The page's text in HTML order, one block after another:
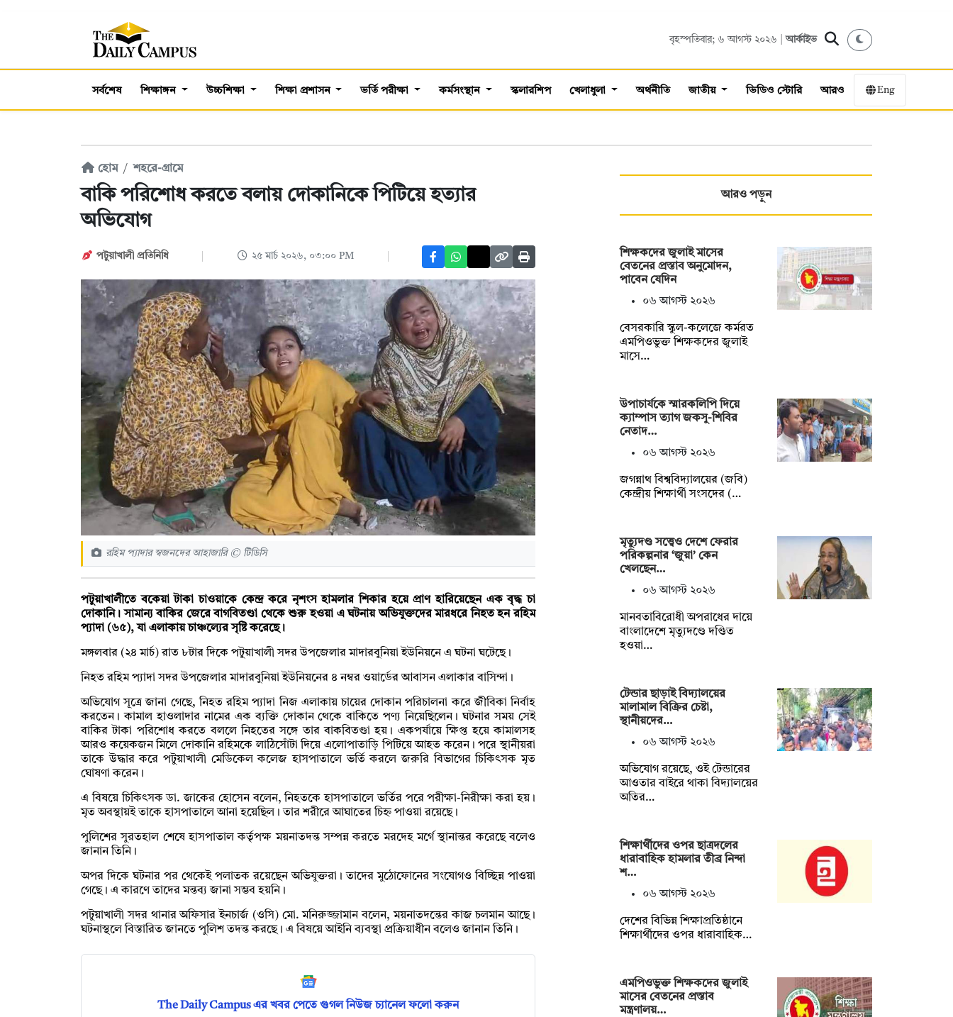
বৃহস্পতিবার; ৬ আগস্ট ২০২৬ |আর্কাইভ
সর্বশেষ শিক্ষাঙ্গন উচ্চশিক্ষা শিক্ষা প্রশাসন ভর্তি পরীক্ষা কর্মসংস্থান স্কলারশিপ খেলাধুলা অর্থনীতি জাতীয় ভিডিও স্টোরি আরও Eng
হোম শহরে-গ্রামে
বাকি পরিশোধ করতে বলায় দোকানিকে পিটিয়ে হত্যার
অভিযোগ
পটুয়াখালী প্রতিনিধি ২৫ মার্চ ২০২৬, ০৩:০০ PM
রহিম প্যাদার স্বজনদের আহাজারি © টিডিসি
পটুয়াখালীতে বকেয়া টাকা চাওয়াকে কেন্দ্র করে নৃশংস হামলার শিকার হয়ে প্রাণ হারিয়েছেন এক বৃদ্ধ চা
দোকানি। সামান্য বাকির জেরে বাগবিতণ্ডা থেকে শুরু হওয়া এ ঘটনায় অভিযুক্তদের মারধরে নিহত হন রহিম
প্যাদা (৬৫), যা এলাকায় চাঞ্চল্যের সৃষ্টি করেছে।
মঙ্গলবার (২৪ মার্চ) রাত ৮টার দিকে পটুয়াখালী সদর উপজেলার মাদারবুনিয়া ইউনিয়নে এ ঘটনা ঘটেছে।
নিহত রহিম প্যাদা সদর উপজেলার মাদারবুনিয়া ইউনিয়নের ৪ নম্বর ওয়ার্ডের আবাসন এলাকার বাসিন্দা।
অভিযোগ সূত্রে জানা গেছে, নিহত রহিম প্যাদা নিজ এলাকায় চায়ের দোকান পরিচালনা করে জীবিকা নির্বাহ
করতেন। কামাল হাওলাদার নামের এক ব্যক্তি দোকান থেকে বাকিতে পণ্য নিয়েছিলেন। ঘটনার সময় সেই
বাকির টাকা পরিশোধ করতে বললে নিহতের সঙ্গে তার বাকবিতণ্ডা হয়। একপর্যায়ে ক্ষিপ্ত হয়ে কামালসহ
আরও কয়েকজন মিলে দোকানি রহিমকে লাঠিসোঁটা দিয়ে এলোপাতাড়ি পিটিয়ে আহত করেন। পরে স্থানীয়রা
তাকে উদ্ধার করে পটুয়াখালী মেডিকেল কলেজ হাসপাতালে ভর্তি করলে জরুরি বিভাগের চিকিৎসক মৃত
ঘোষণা করেন।
এ বিষয়ে চিকিৎসক ডা. জাকের হোসেন বলেন, নিহতকে হাসপাতালে ভর্তির পরে পরীক্ষা-নিরীক্ষা করা হয়।
মৃত অবস্থায়ই তাকে হাসপাতালে আনা হয়েছিল। তার শরীরে আঘাতের চিহ্ন পাওয়া রয়েছে।
পুলিশের সুরতহাল শেষে হাসপাতাল কর্তৃপক্ষ ময়নাতদন্ত সম্পন্ন করতে মরদেহ মর্গে স্থানান্তর করেছে বলেও
জানান তিনি।
অপর দিকে ঘটনার পর থেকেই পলাতক রয়েছেন অভিযুক্তরা। তাদের মুঠোফোনের সংযোগও বিচ্ছিন্ন পাওয়া
গেছে। এ কারণে তাদের মন্তব্য জানা সম্ভব হয়নি।
পটুয়াখালী সদর থানার অফিসার ইনচার্জ (ওসি) মো. মনিরুজ্জামান বলেন, ময়নাতদন্তের কাজ চলমান আছে।
ঘটনাস্থলে বিস্তারিত জানতে পুলিশ তদন্ত করছে। এ বিষয়ে আইনি ব্যবস্থা প্রক্রিয়াধীন বলেও জানান তিনি।
The Daily Campus এর খবর পেতে গুগল নিউজ চ্যানেল ফলো করুন
আরও পড়ুন
শিক্ষকদের জুলাই মাসের
বেতনের প্রস্তাব অনুমোদন,
পাবেন যেদিন
০৬ আগস্ট ২০২৬
বেসরকারি স্কুল-কলেজে কর্মরত
এমপিওভুক্ত শিক্ষকদের জুলাই
মাসে…
উপাচার্যকে স্মারকলিপি দিয়ে
ক্যাম্পাস ত্যাগ জকসু-শিবির
নেতাদ…
০৬ আগস্ট ২০২৬
জগন্নাথ বিশ্ববিদ্যালয়ের (জবি)
কেন্দ্রীয় শিক্ষার্থী সংসদের (…
মৃত্যুদণ্ড সত্ত্বেও দেশে ফেরার
পরিকল্পনার ‘জুয়া’ কেন
খেলছেন…
০৬ আগস্ট ২০২৬
মানবতাবিরোধী অপরাধের দায়ে
বাংলাদেশে মৃত্যুদণ্ডে দণ্ডিত
হওয়া…
টেন্ডার ছাড়াই বিদ্যালয়ের
মালামাল বিক্রির চেষ্টা,
স্থানীয়দের…
০৬ আগস্ট ২০২৬
অভিযোগ রয়েছে, ওই টেন্ডারের
আওতার বাইরে থাকা বিদ্যালয়ের
অতির…
শিক্ষার্থীদের ওপর ছাত্রদলের
ধারাবাহিক হামলার তীব্র নিন্দা
শ…
০৬ আগস্ট ২০২৬
দেশের বিভিন্ন শিক্ষাপ্রতিষ্ঠানে
শিক্ষার্থীদের ওপর ধারাবাহিক…
এমপিওভুক্ত শিক্ষকদের জুলাই
মাসের বেতনের প্রস্তাব
মন্ত্রণালয়…